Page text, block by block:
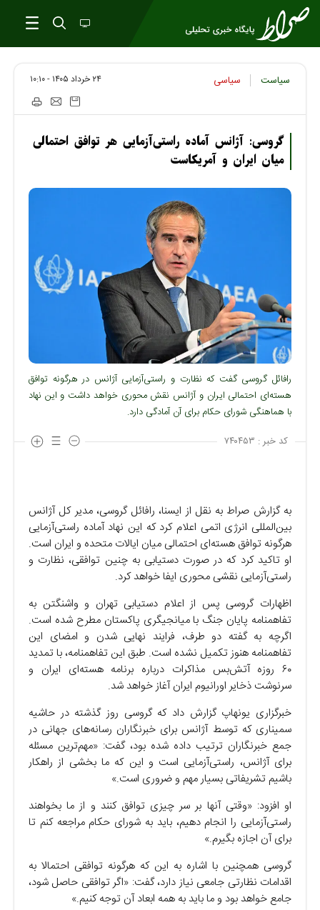
سیاست سیاسی ۲۴ خرداد ۱۴۰۵ - ۱۰:۱۰
گروسی: آژانس آماده راستی‌آزمایی هر توافق احتمالی
میان ایران و آمریکاست
رافائل گروسی گفت که نظارت و راستی‌آزمایی آژانس در هرگونه توافق
هسته‌ای احتمالی ایران و آژانس نقش محوری خواهد داشت و این نهاد
با هماهنگی شورای حکام برای آن آمادگی دارد.
کد خبر : ۷۴۰۴۵۳
به گزارش صراط به نقل از ایسنا، رافائل گروسی، مدیر کل آژانس
بین‌المللی انرژی اتمی اعلام کرد که این نهاد آماده راستی‌آزمایی
هرگونه توافق هسته‌ای احتمالی میان ایالات متحده و ایران است.
او تاکید کرد که در صورت دستیابی به چنین توافقی، نظارت و
راستی‌آزمایی نقشی محوری ایفا خواهد کرد.
اظهارات گروسی پس از اعلام دستیابی تهران و واشنگتن به
تفاهمنامه پایان جنگ با میانجیگری پاکستان مطرح شده است.
اگرچه به گفته دو طرف، فرایند نهایی شدن و امضای این
تفاهمنامه هنوز تکمیل نشده است. طبق این تفاهمنامه، با تمدید
۶۰ روزه آتش‌بس مذاکرات درباره برنامه هسته‌ای ایران و
سرنوشت ذخایر اورانیوم ایران آغاز خواهد شد.
خبرگزاری یونهاپ گزارش داد که گروسی روز گذشته در حاشیه
سمیناری که توسط آژانس برای خبرنگاران رسانه‌های جهانی در
جمع خبرنگاران ترتیب داده شده بود، گفت: «مهم‌ترین مسئله
برای آژانس، راستی‌آزمایی است و این که ما بخشی از راهکار
باشیم تشریفاتی بسیار مهم و ضروری است.»
او افزود: «وقتی آنها بر سر چیزی توافق کنند و از ما بخواهند
راستی‌آزمایی را انجام دهیم، باید به شورای حکام مراجعه کنم تا
برای آن اجازه بگیرم.»
گروسی همچنین با اشاره به این که هرگونه توافقی احتمالا به
اقدامات نظارتی جامعی نیاز دارد، گفت: «اگر توافقی حاصل شود،
جامع خواهد بود و ما باید به همه ابعاد آن توجه کنیم.»